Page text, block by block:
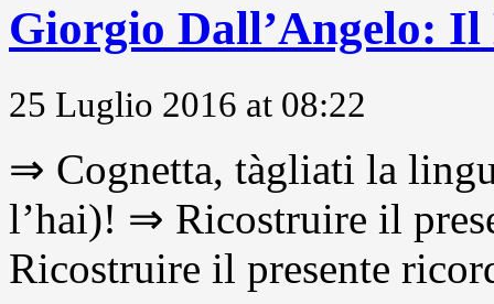
Giorgio Dall’Angelo:
25 Luglio 2016 at 08:22
⇒ Cognetta, tàgliati la
l’hai)! ⇒ Ricostruire il
Ricostruire il presente